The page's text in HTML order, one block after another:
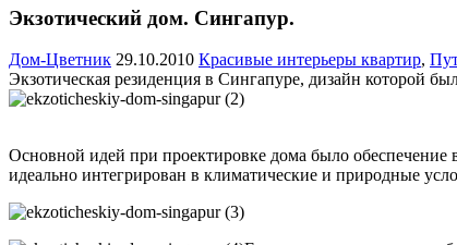
Экзотический дом. Сингапур.
Дом-Цветник 29.10.2010 Красивые интерьеры квартир,
Экзотическая резиденция в Сингапуре, дизайн которой
Основной идей при проектировке дома было
идеально интегрирован в климатические и природные